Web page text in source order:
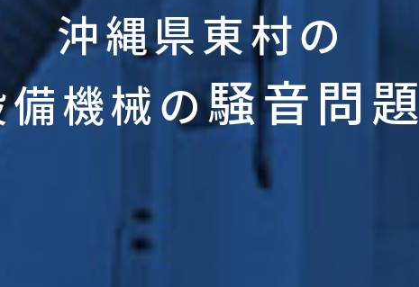
沖縄県東村の
機械の騒音問題